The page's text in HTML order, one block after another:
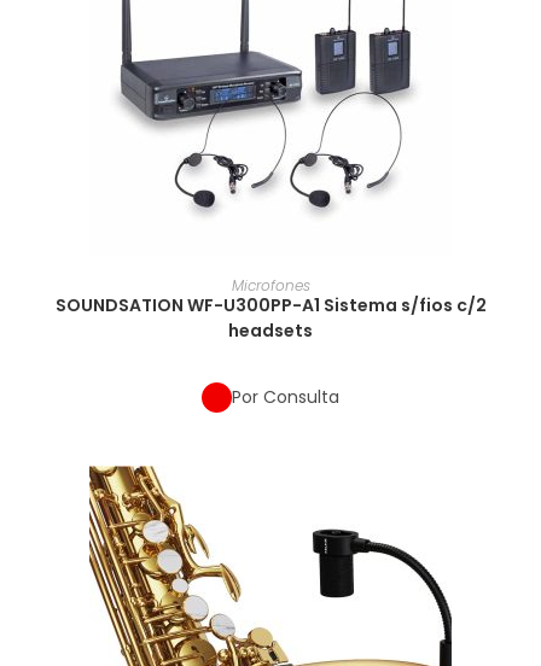
Microfones
SOUNDSATION WF-U300PP-A1 Sistema s/fios c/2
headsets
Por Consulta